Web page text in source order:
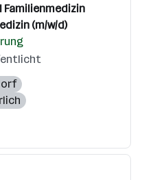
Familienmedizin
(m/w/d)